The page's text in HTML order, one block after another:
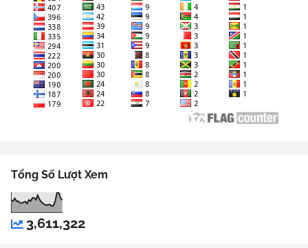
Tổng Số Lượt Xem
3,611,322